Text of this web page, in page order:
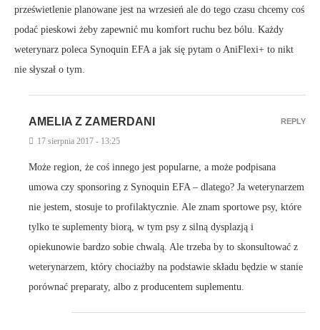
prześwietlenie planowane jest na wrzesień ale do tego czasu chcemy coś
podać pieskowi żeby zapewnić mu komfort ruchu bez bólu. Każdy
weterynarz poleca Synoquin EFA a jak się pytam o AniFlexi+ to nikt
nie słyszał o tym.
AMELIA Z ZAMERDANI
17 sierpnia 2017 - 13:25
Może region, że coś innego jest popularne, a może podpisana
umowa czy sponsoring z Synoquin EFA – dlatego? Ja weterynarzem
nie jestem, stosuje to profilaktycznie. Ale znam sportowe psy, które
tylko te suplementy biorą, w tym psy z silną dysplazją i
opiekunowie bardzo sobie chwalą. Ale trzeba by to skonsultować z
weterynarzem, który chociażby na podstawie składu będzie w stanie
porównać preparaty, albo z producentem suplementu.
REPLY